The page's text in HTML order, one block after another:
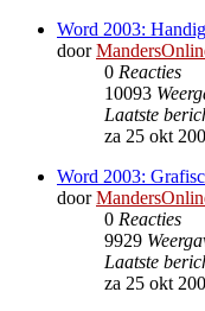
Word 2003:
door
0 Reacties
10093
Laatste
za 25 okt
Word 2003:
door
0 Reacties
9929
Laatste
za 25 okt